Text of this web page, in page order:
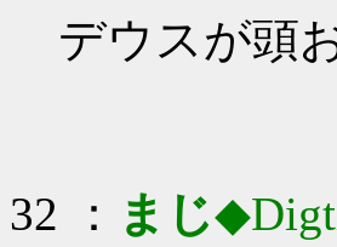
デウスが頭
32 ： まじ